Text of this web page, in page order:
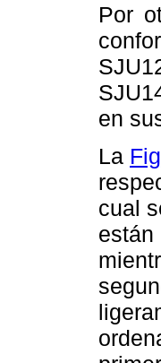
Por
en
La
cual
están